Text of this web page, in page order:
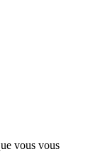
vous vous